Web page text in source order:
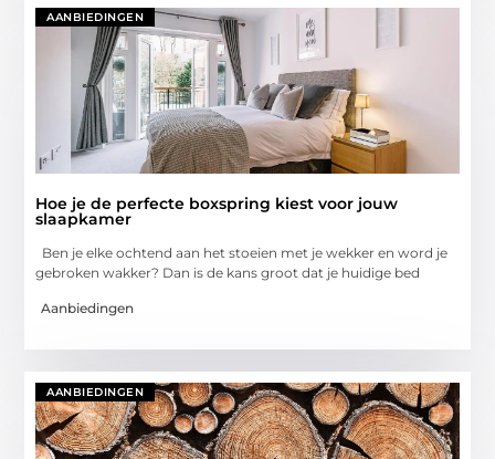
AANBIEDINGEN
Hoe je de perfecte boxspring kiest voor jouw
slaapkamer
Ben je elke ochtend aan het stoeien met je wekker en word je
gebroken wakker? Dan is de kans groot dat je huidige bed
Aanbiedingen
AANBIEDINGEN